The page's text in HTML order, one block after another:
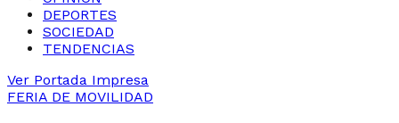
DEPORTES
SOCIEDAD
TENDENCIAS
Ver Portada Impresa
FERIA DE MOVILIDAD